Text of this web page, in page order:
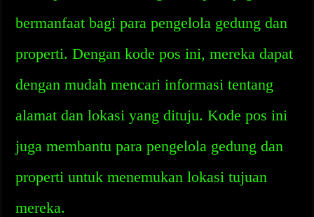
bermanfaat bagi para pengelola gedung dan
properti. Dengan kode pos ini, mereka dapat
dengan mudah mencari informasi tentang
alamat dan lokasi yang dituju. Kode pos ini
juga membantu para pengelola gedung dan
properti untuk menemukan lokasi tujuan
mereka.